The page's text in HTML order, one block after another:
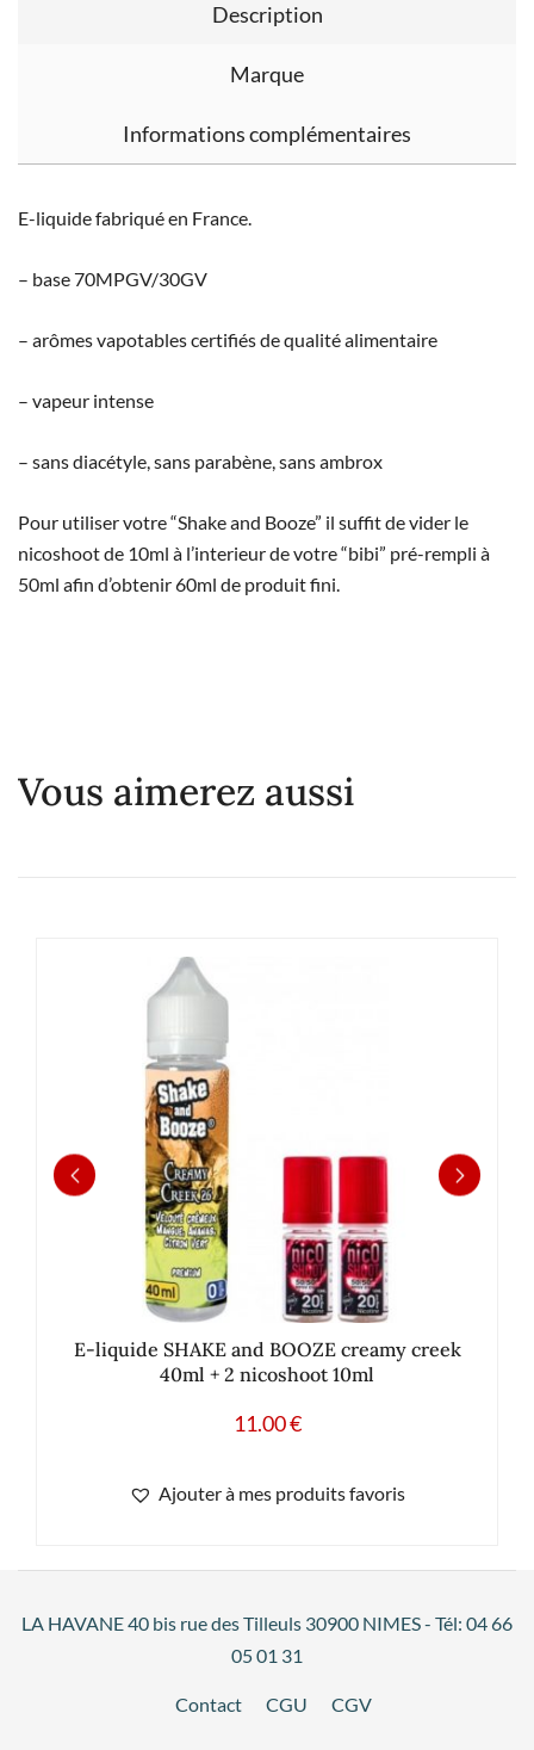
Description
Marque
Informations complémentaires
E-liquide fabriqué en France.
– base 70MPGV/30GV
– arômes vapotables certifiés de qualité alimentaire
– vapeur intense
– sans diacétyle, sans parabène, sans ambrox
Pour utiliser votre “Shake and Booze” il suffit de vider le
nicoshoot de 10ml à l’interieur de votre “bibi” pré-rempli à
50ml afin d’obtenir 60ml de produit fini.
Vous aimerez aussi
E-liquide SHAKE and BOOZE creamy creek
40ml + 2 nicoshoot 10ml
11.00€
Ajouter à mes produits favoris
LA HAVANE 40 bis rue des Tilleuls 30900 NIMES - Tél: 04 66
05 01 31
Contact CGU CGV